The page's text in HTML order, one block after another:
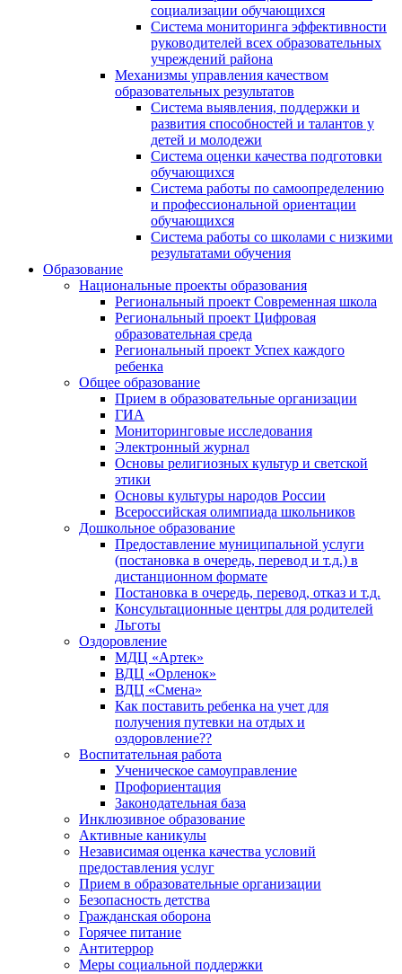
социализации обучающихся
Система мониторинга эффективности
руководителей всех образовательных
учреждений района
Механизмы управления качеством
образовательных результатов
Система выявления, поддержки и
развития способностей и талантов у
детей и молодежи
Система оценки качества подготовки
обучающихся
Система работы по самоопределению
и профессиональной ориентации
обучающихся
Система работы со школами с низкими
результатами обучения
Образование
Национальные проекты образования
Региональный проект Современная школа
Региональный проект Цифровая
образовательная среда
Региональный проект Успех каждого
ребенка
Общее образование
Прием в образовательные организации
ГИА
Мониторинговые исследования
Электронный журнал
Основы религиозных культур и светской
этики
Основы культуры народов России
Всероссийская олимпиада школьников
Дошкольное образование
Предоставление муниципальной услуги
(постановка в очередь, перевод и т.д.) в
дистанционном формате
Постановка в очередь, перевод, отказ и т.д.
Консультационные центры для родителей
Льготы
Оздоровление
МДЦ «Артек»
ВДЦ «Орленок»
ВДЦ «Смена»
Как поставить ребенка на учет для
получения путевки на отдых и
оздоровление??
Воспитательная работа
Ученическое самоуправление
Профориентация
Законодательная база
Инклюзивное образование
Активные каникулы
Независимая оценка качества условий
предоставления услуг
Прием в образовательные организации
Безопасность детства
Гражданская оборона
Горячее питание
Антитеррор
Меры социальной поддержки